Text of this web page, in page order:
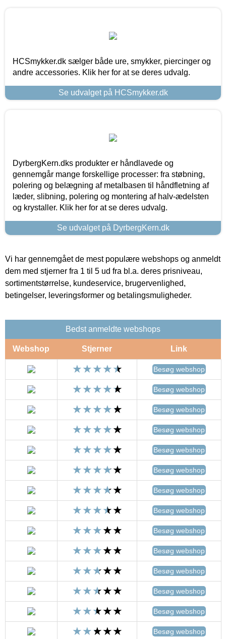
HCSmykker.dk sælger både ure, smykker, piercinger og
andre accessories. Klik her for at se deres udvalg.
Se udvalget på HCSmykker.dk
DyrbergKern.dks produkter er håndlavede og
gennemgår mange forskellige processer: fra støbning,
polering og belægning af metalbasen til håndfletning af
læder, slibning, polering og montering af halv-ædelsten
og krystaller. Klik her for at se deres udvalg.
Se udvalget på DyrbergKern.dk
Vi har gennemgået de mest populære webshops og anmeldt
dem med stjerner fra 1 til 5 ud fra bl.a. deres prisniveau,
sortimentstørrelse, kundeservice, brugervenlighed,
betingelser, leveringsformer og betalingsmuligheder.
Bedst anmeldte webshops
Webshop Stjerner Link
Besøg webshop
Besøg webshop
Besøg webshop
Besøg webshop
Besøg webshop
Besøg webshop
Besøg webshop
Besøg webshop
Besøg webshop
Besøg webshop
Besøg webshop
Besøg webshop
Besøg webshop
Besøg webshop